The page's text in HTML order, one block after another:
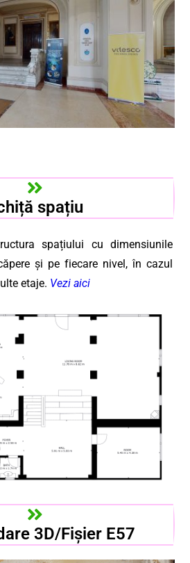
spațiu
spațiului cu dimensiunile
și pe fiecare nivel, în cazul
etaje. Vezi aici
3D/Fișier E57